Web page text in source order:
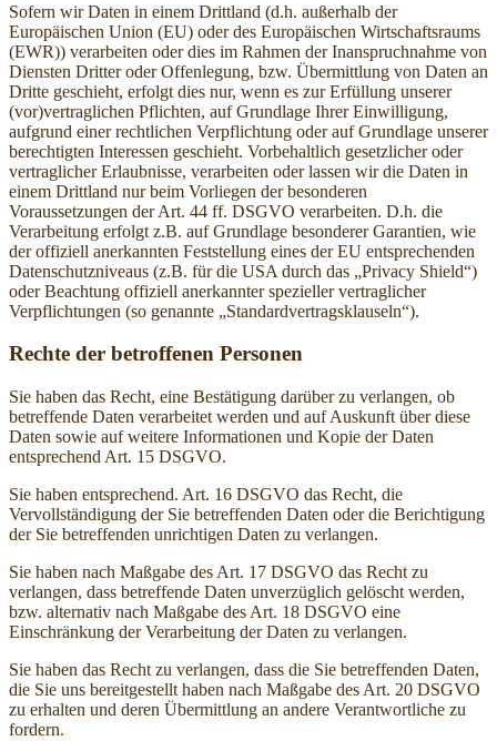
Sofern wir Daten in einem Drittland (d.h. außerhalb der
Europäischen Union (EU) oder des Europäischen Wirtschaftsraums
(EWR)) verarbeiten oder dies im Rahmen der Inanspruchnahme von
Diensten Dritter oder Offenlegung, bzw. Übermittlung von Daten an
Dritte geschieht, erfolgt dies nur, wenn es zur Erfüllung unserer
(vor)vertraglichen Pflichten, auf Grundlage Ihrer Einwilligung,
aufgrund einer rechtlichen Verpflichtung oder auf Grundlage unserer
berechtigten Interessen geschieht. Vorbehaltlich gesetzlicher oder
vertraglicher Erlaubnisse, verarbeiten oder lassen wir die Daten in
einem Drittland nur beim Vorliegen der besonderen
Voraussetzungen der Art. 44 ff. DSGVO verarbeiten. D.h. die
Verarbeitung erfolgt z.B. auf Grundlage besonderer Garantien, wie
der offiziell anerkannten Feststellung eines der EU entsprechenden
Datenschutzniveaus (z.B. für die USA durch das „Privacy Shield“)
oder Beachtung offiziell anerkannter spezieller vertraglicher
Verpflichtungen (so genannte „Standardvertragsklauseln“).
Rechte der betroffenen Personen
Sie haben das Recht, eine Bestätigung darüber zu verlangen, ob
betreffende Daten verarbeitet werden und auf Auskunft über diese
Daten sowie auf weitere Informationen und Kopie der Daten
entsprechend Art. 15 DSGVO.
Sie haben entsprechend. Art. 16 DSGVO das Recht, die
Vervollständigung der Sie betreffenden Daten oder die Berichtigung
der Sie betreffenden unrichtigen Daten zu verlangen.
Sie haben nach Maßgabe des Art. 17 DSGVO das Recht zu
verlangen, dass betreffende Daten unverzüglich gelöscht werden,
bzw. alternativ nach Maßgabe des Art. 18 DSGVO eine
Einschränkung der Verarbeitung der Daten zu verlangen.
Sie haben das Recht zu verlangen, dass die Sie betreffenden Daten,
die Sie uns bereitgestellt haben nach Maßgabe des Art. 20 DSGVO
zu erhalten und deren Übermittlung an andere Verantwortliche zu
fordern.